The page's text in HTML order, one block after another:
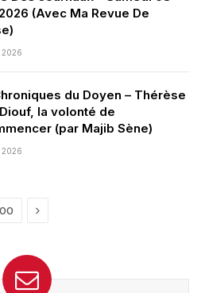
(Avec Ma Revue De
2026
du Doyen – Thérèse
la volonté de
(par Majib Sène)
2026
Next